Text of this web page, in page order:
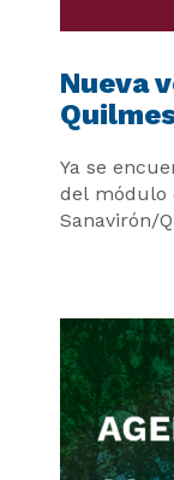
Nueva
Ya se
del módulo
Sanavirón/